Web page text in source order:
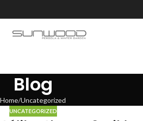
Blog
Home Uncategorized
UNCATEGORIZED